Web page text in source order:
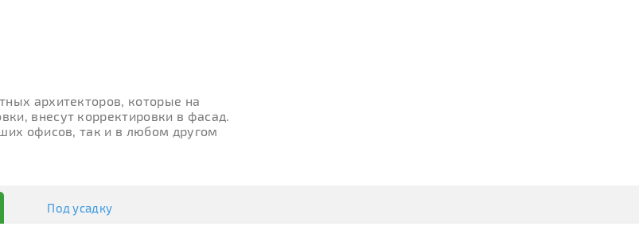
архитекторов, которые на
внесут корректировки в фасад.
офисов, так и в любом другом
Под усадку